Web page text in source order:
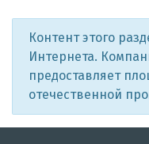
Контент этого
Интернета.
предоставляет
отечественной